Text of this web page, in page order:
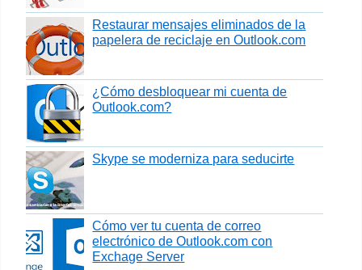
Restaurar mensajes eliminados de la
papelera de reciclaje en Outlook.com
¿Cómo desbloquear mi cuenta de
Outlook.com?
Skype se moderniza para seducirte
Cómo ver tu cuenta de correo
electrónico de Outlook.com con
Exchage Server